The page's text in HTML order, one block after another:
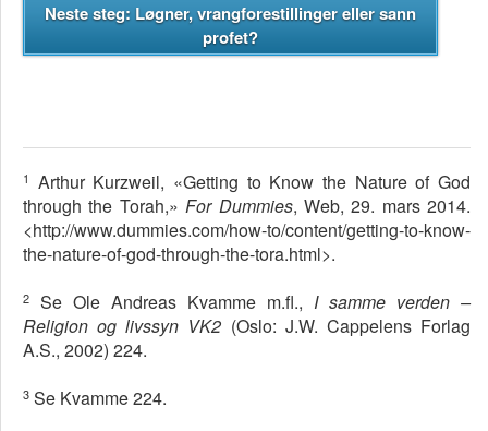
Neste steg: Løgner, vrangforestillinger eller sann
profet?
1
Arthur Kurzweil, «Getting to Know the Nature of God
through the Torah,»For Dummies, Web, 29. mars 2014.
<http://www.dummies.com/how-to/content/getting-to-know-
the-nature-of-god-through-the-tora.html>.
2 Se Ole Andreas Kvamme m.fl., I samme verden –
Religion og livssyn VK2 (Oslo: J.W. Cappelens Forlag
A.S., 2002) 224.
3 Se Kvamme 224.